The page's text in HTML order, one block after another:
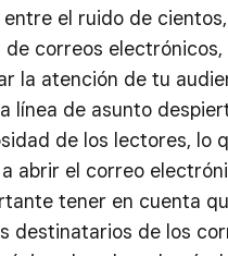
entre el ruido de
de correos electrónicos,
la atención de tu
línea de asunto
de los lectores, lo
abrir el correo
tener en cuenta
destinatarios de los